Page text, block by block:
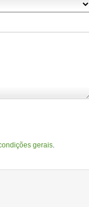
gerais